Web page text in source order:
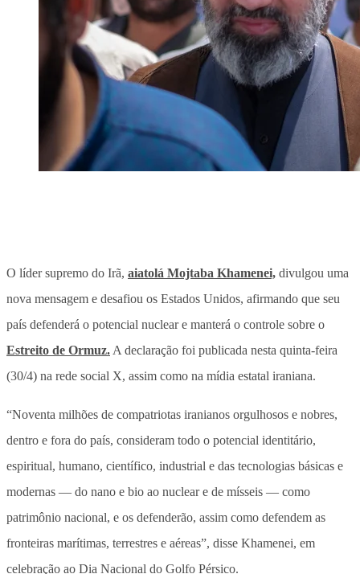
O líder supremo do Irã, aiatolá Mojtaba Khamenei, divulgou uma
nova mensagem e desafiou os Estados Unidos, afirmando que seu
país defenderá o potencial nuclear e manterá o controle sobre o
Estreito de Ormuz. A declaração foi publicada nesta quinta-feira
(30/4) na rede social X, assim como na mídia estatal iraniana.
“Noventa milhões de compatriotas iranianos orgulhosos e nobres,
dentro e fora do país, consideram todo o potencial identitário,
espiritual, humano, científico, industrial e das tecnologias básicas e
modernas — do nano e bio ao nuclear e de mísseis — como
patrimônio nacional, e os defenderão, assim como defendem as
fronteiras marítimas, terrestres e aéreas”, disse Khamenei, em
celebração ao Dia Nacional do Golfo Pérsico.